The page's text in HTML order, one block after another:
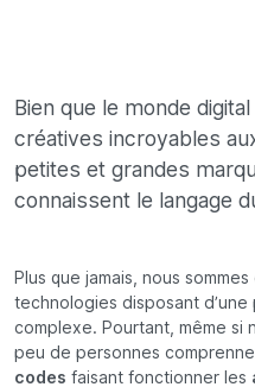
Bien que le monde
créatives incroyables
petites et grandes
connaissent le langage
Plus que jamais, nous
technologies disposant d’une
complexe. Pourtant, même si
peu de personnes
codes faisant fonctionner les